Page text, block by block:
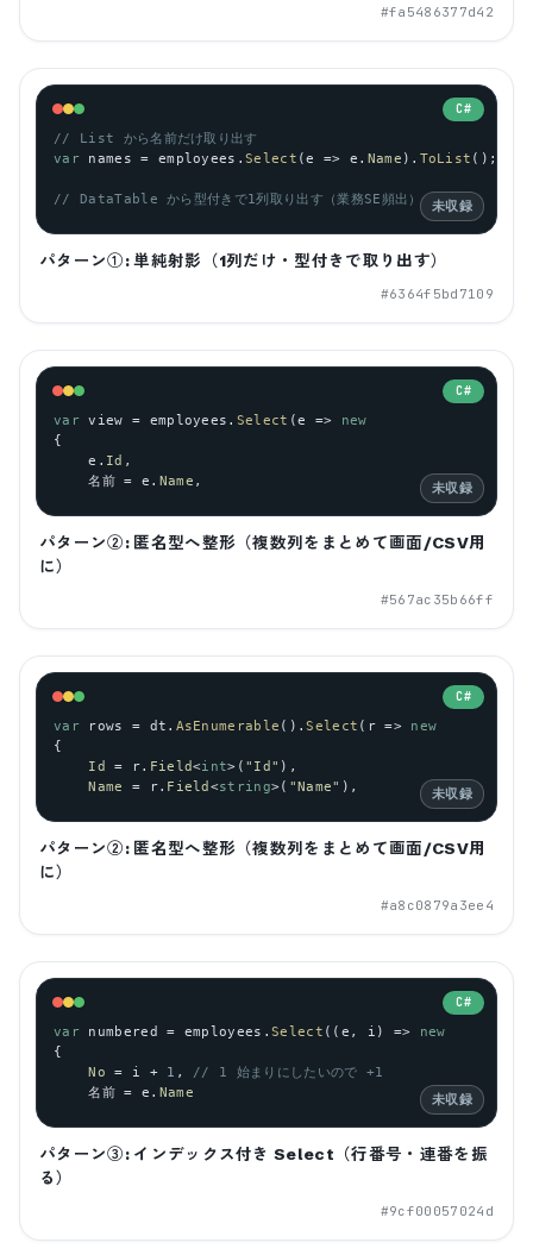
#fa5486377d42
C#
// List から名前だけ取り出す
var
names = employees .Select (e => e . Name ). ToList ();
// DataTable から型付きで1列取り出す（業務SE頻出） 未収録
パターン①: 単純射影（1列だけ・型付きで取り出す）
#6364f5bd7109
C#
var view = employees . Select (e =>
new
{
e . Id ,
    名前 =
e . Name , 未収録
パターン②: 匿名型へ整形（複数列をまとめて画面/CSV用
に）
#567ac35b66ff
C#
var rows = dt . AsEnumerable ().Select ( r => new
{
Id
= r. Field<int>( "Id" ),
Name
= r. Field <string>( "Name" ), 未収録
パターン②: 匿名型へ整形（複数列をまとめて画面/CSV用
に）
#a8c0879a3ee4
C#
var numbered = employees .Select (( e , i ) =>
new
{
No = i + 1 , // 1 始まりにしたいので +1
    名前 =
e . Name 未収録
パターン③: インデックス付き Select（行番号・連番を振
る）
#9cf00057024d